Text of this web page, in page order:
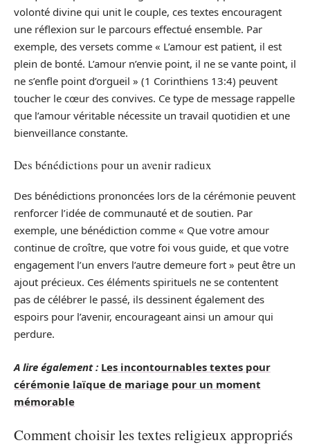
volonté divine qui unit le couple, ces textes encouragent
une réflexion sur le parcours effectué ensemble. Par
exemple, des versets comme « L’amour est patient, il est
plein de bonté. L’amour n’envie point, il ne se vante point, il
ne s’enfle point d’orgueil » (1 Corinthiens 13:4) peuvent
toucher le cœur des convives. Ce type de message rappelle
que l’amour véritable nécessite un travail quotidien et une
bienveillance constante.
Des bénédictions pour un avenir radieux
Des bénédictions prononcées lors de la cérémonie peuvent
renforcer l’idée de communauté et de soutien. Par
exemple, une bénédiction comme « Que votre amour
continue de croître, que votre foi vous guide, et que votre
engagement l’un envers l’autre demeure fort » peut être un
ajout précieux. Ces éléments spirituels ne se contentent
pas de célébrer le passé, ils dessinent également des
espoirs pour l’avenir, encourageant ainsi un amour qui
perdure.
A lire également : Les incontournables textes pour
cérémonie laïque de mariage pour un moment
mémorable
Comment choisir les textes religieux appropriés